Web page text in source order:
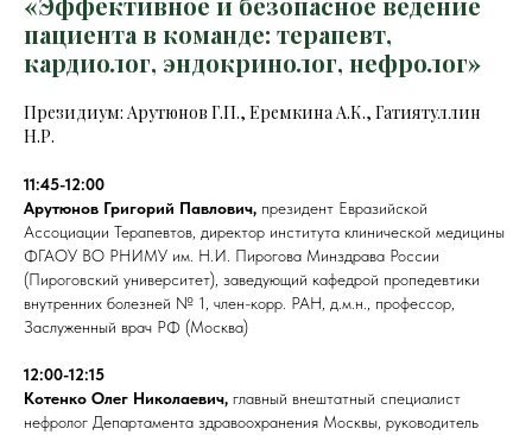
пациента в команде: терапевт,
кардиолог, эндокринолог, нефролог»
Президиум: Арутюнов Г.П., Еремкина А.К., Гатиятуллин
Н.Р.
11:45-12:00
Арутюнов Григорий Павлович, президент Евразийской
Ассоциации Терапевтов, директор института клинической медицины
ФГАОУ ВО РНИМУ им. Н.И. Пирогова Минздрава России
(Пироговский университет), заведующий кафедрой пропедевтики
внутренних болезней № 1, член-корр. РАН, д.м.н., профессор,
Заслуженный врач РФ (Москва)
12:00-12:15
Котенко Олег Николаевич, главный внештатный специалист
нефролог Департамента здравоохранения Москвы, руководитель